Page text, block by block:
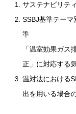
サステナビリテ
SSBJ基準テー
準
「温室効果ガ
正」に対応する
温対法における
出を用いる場合